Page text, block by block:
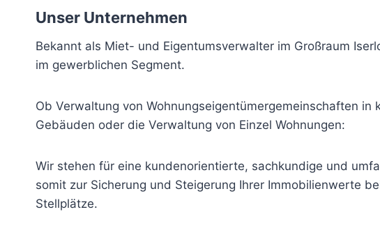
Unser Unternehmen
Bekannt als Miet- und Eigentumsverwalter im Großraum
im gewerblichen Segment.
Ob Verwaltung von Wohnungseigentümergemeinschaften
Gebäuden oder die Verwaltung von Einzel Wohnungen:
Wir stehen für eine kundenorientierte, sachkundige und
somit zur Sicherung und Steigerung Ihrer Immobilienwerte
Stellplätze.